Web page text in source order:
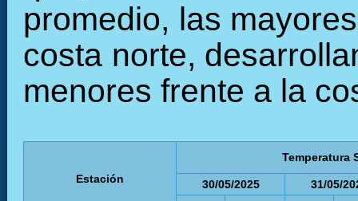
promedio, las
costa norte,
menores frente a la
Estación
Temperatura
30/05/2025
31/05/